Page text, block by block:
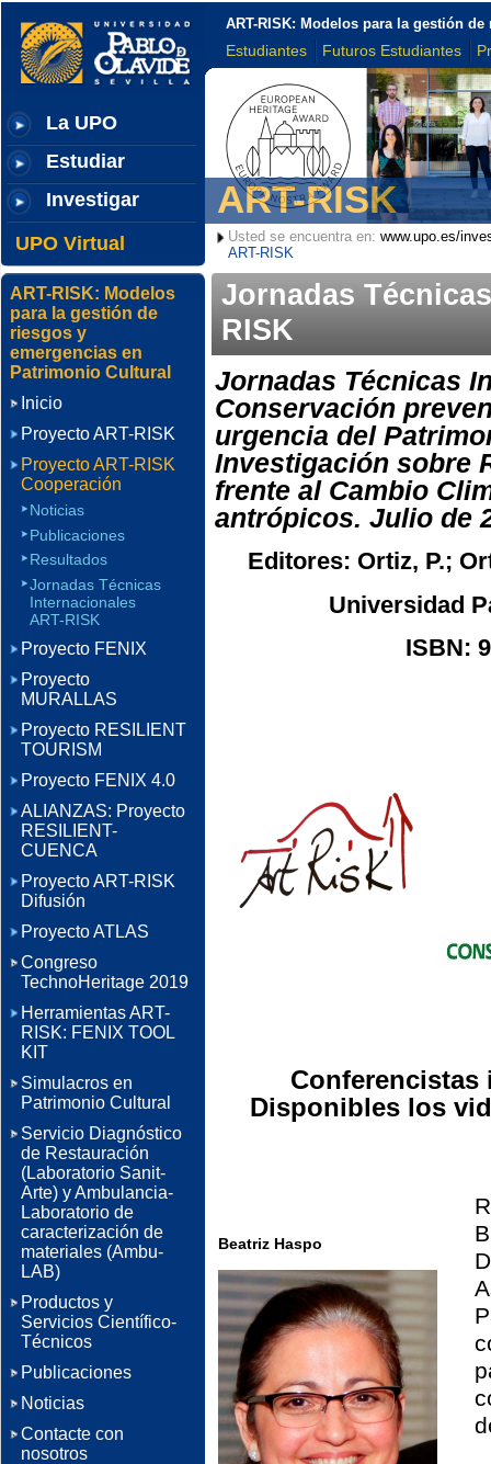
La UPO
Estudiar
Investigar
UPO Virtual
ART-RISK: Modelos para la gestión
Estudiantes Futuros Estudiantes
ART-RISK
Usted se encuentra en: www.upo.es/
ART-RISK
Jornadas
RISK
Jornadas Técnicas
Conservación
urgencia del
Investigación sobre
frente al Cambio
antrópicos. Julio de
Editores: Ortiz, P.;
Universidad
ISBN:
Disponibles los
Beatriz Haspo
ART-RISK: Modelos
para la gestión de
riesgos y
emergencias en
Patrimonio Cultural
Inicio
Proyecto ART-RISK
Proyecto ART-RISK
Cooperación
Noticias
Publicaciones
Resultados
Jornadas Técnicas
Internacionales
ART-RISK
Proyecto FENIX
Proyecto
MURALLAS
Proyecto RESILIENT
TOURISM
Proyecto FENIX 4.0
ALIANZAS: Proyecto
RESILIENT-
CUENCA
Proyecto ART-RISK
Difusión
Proyecto ATLAS
Congreso
TechnoHeritage 2019
Herramientas ART-
RISK: FENIX TOOL
KIT
Simulacros en
Patrimonio Cultural
Servicio Diagnóstico
de Restauración
(Laboratorio Sanit-
Arte) y Ambulancia-
Laboratorio de
caracterización de
materiales (Ambu-
LAB)
Productos y
Servicios Científico-
Técnicos
Publicaciones
Noticias
Contacte con
nosotros